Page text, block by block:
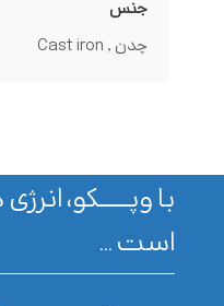
جنس
چدن , Cast iron
با وپـــــــکو،
است ...